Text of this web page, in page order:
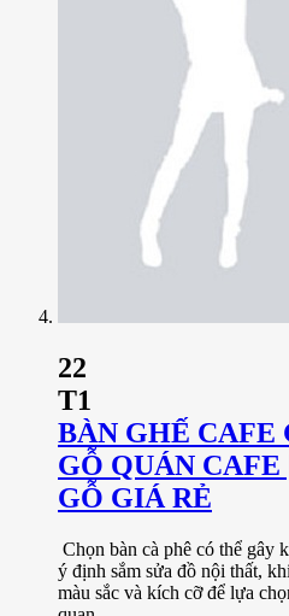
22
T1
BÀN GHẾ CAFE
GỖ QUÁN
GỖ GIÁ RẺ
Chọn bàn cà phê có thể gây
ý định sắm sửa đồ nội thất,
màu sắc và kích cỡ để lựa